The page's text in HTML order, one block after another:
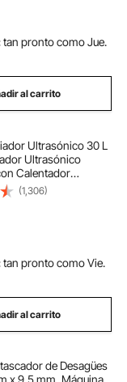
tan pronto como Jue.
al carrito
Ultrasónico 30 L
Ultrasónico
Calentador
de Limpieza
2 Perillas Potente
40 kHz para Joyas,
(1,306)
tan pronto como Vie.
al carrito
de Desagües